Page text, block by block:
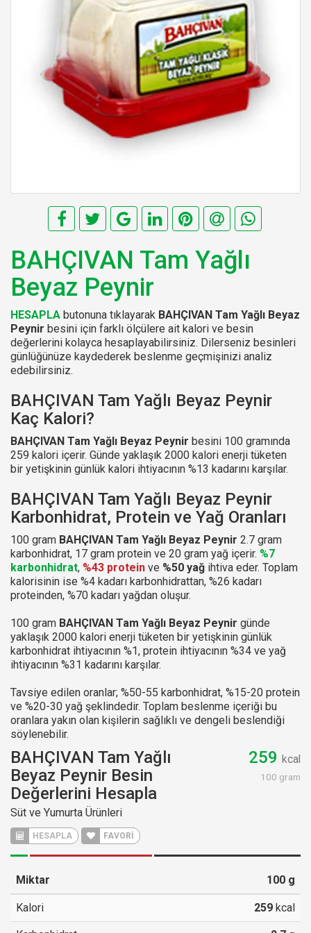
BAHÇIVAN Tam Yağlı
Beyaz Peynir
HESAPLA butonuna tıklayarak BAHÇIVAN Tam Yağlı Beyaz
Peynir besini için farklı ölçülere ait kalori ve besin
değerlerini kolayca hesaplayabilirsiniz. Dilerseniz besinleri
günlüğünüze kaydederek beslenme geçmişinizi analiz
edebilirsiniz.
BAHÇIVAN Tam Yağlı Beyaz Peynir
Kaç Kalori?
BAHÇIVAN Tam Yağlı Beyaz Peynir besini 100 gramında
259 kalori içerir. Günde yaklaşık 2000 kalori enerji tüketen
bir yetişkinin günlük kalori ihtiyacının %13 kadarını karşılar.
BAHÇIVAN Tam Yağlı Beyaz Peynir
Karbonhidrat, Protein ve Yağ Oranları
100 gram BAHÇIVAN Tam Yağlı Beyaz Peynir 2.7 gram
karbonhidrat, 17 gram protein ve 20 gram yağ içerir. %7
karbonhidrat, %43 protein ve %50 yağ ihtiva eder. Toplam
kalorisinin ise %4 kadarı karbonhidrattan, %26 kadarı
proteinden, %70 kadarı yağdan oluşur.
100 gram BAHÇIVAN Tam Yağlı Beyaz Peynir günde
yaklaşık 2000 kalori enerji tüketen bir yetişkinin günlük
karbonhidrat ihtiyacının %1, protein ihtiyacının %34 ve yağ
ihtiyacının %31 kadarını karşılar.
Tavsiye edilen oranlar; %50-55 karbonhidrat, %15-20 protein
ve %20-30 yağ şeklindedir. Toplam beslenme içeriği bu
oranlara yakın olan kişilerin sağlıklı ve dengeli beslendiği
söylenebilir.
BAHÇIVAN Tam Yağlı
Beyaz Peynir Besin
Değerlerini Hesapla
Süt ve Yumurta Ürünleri
HESAPLA FAVORİ
259 kcal
100 gram
Miktar 100 g
Kalori 259 kcal